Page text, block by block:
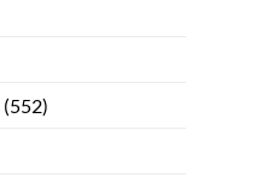
(552)